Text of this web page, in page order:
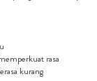
rasa
kurang